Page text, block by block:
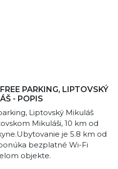
PARKING, LIPTOVSKÝ
- POPIS
Liptovský Mikuláš
Mikuláši, 10 km od
je 5.8 km od
bezplatné Wi-Fi
objekte.